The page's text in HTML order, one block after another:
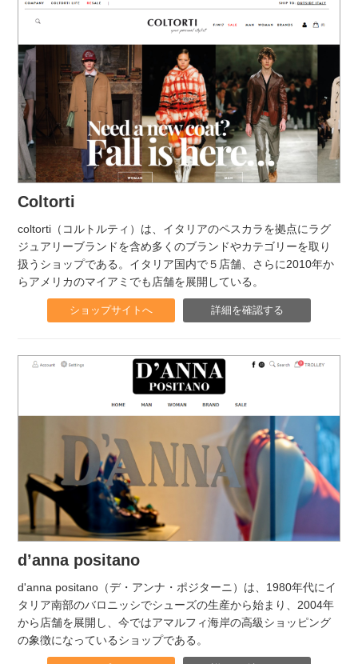
Coltorti
coltorti（コルトルティ）は、イタリアのペスカラを拠点にラグ
ジュアリーブランドを含め多くのブランドやカテゴリーを取り
扱うショップである。イタリア国内で５店舗、さらに2010年か
らアメリカのマイアミでも店舗を展開している。
ショップサイトへ 詳細を確認する
d’anna positano
d'anna positano（デ・アンナ・ポジターニ）は、1980年代にイ
タリア南部のバロニッシでシューズの生産から始まり、2004年
から店舗を展開し、今ではアマルフィ海岸の高級ショッピング
の象徴になっているショップである。